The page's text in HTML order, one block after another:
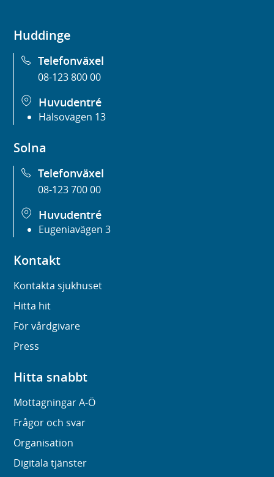
Huddinge
Telefonväxel
08-123 800 00
Huvudentré
Hälsovägen 13
Solna
Telefonväxel
08-123 700 00
Huvudentré
Eugeniavägen 3
Kontakt
Kontakta sjukhuset
Hitta hit
För vårdgivare
Press
Hitta snabbt
Mottagningar A-Ö
Frågor och svar
Organisation
Digitala tjänster